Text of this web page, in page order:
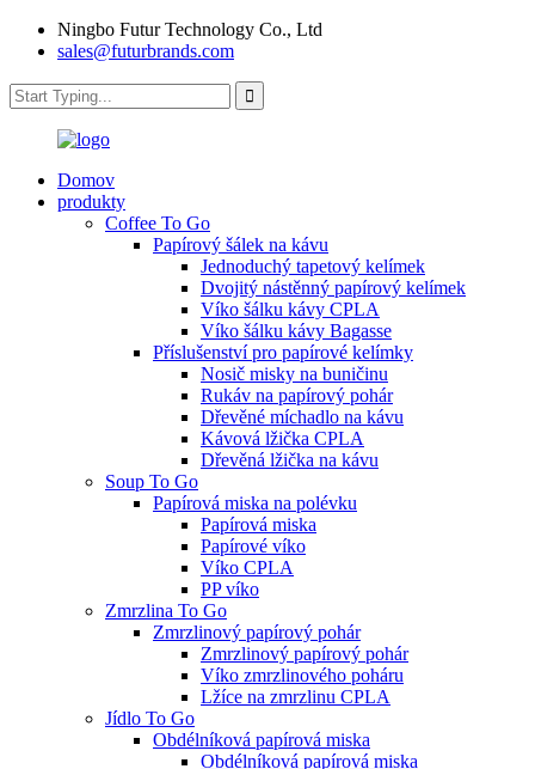
Ningbo Futur Technology Co., Ltd
sales@futurbrands.com
Domov
produkty
Coffee To Go
Papírový šálek na kávu
Jednoduchý tapetový kelímek
Dvojitý nástěnný papírový kelímek
Víko šálku kávy CPLA
Víko šálku kávy Bagasse
Příslušenství pro papírové kelímky
Nosič misky na buničinu
Rukáv na papírový pohár
Dřevěné míchadlo na kávu
Kávová lžička CPLA
Dřevěná lžička na kávu
Soup To Go
Papírová miska na polévku
Papírová miska
Papírové víko
Víko CPLA
PP víko
Zmrzlina To Go
Zmrzlinový papírový pohár
Zmrzlinový papírový pohár
Víko zmrzlinového poháru
Lžíce na zmrzlinu CPLA
Jídlo To Go
Obdélníková papírová miska
Obdélníková papírová miska